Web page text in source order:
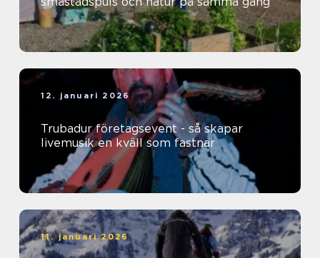
12. januari 2026
Trubadur företagsevent - så skapar
livemusik en kväll som fastnar
11. januari 2026